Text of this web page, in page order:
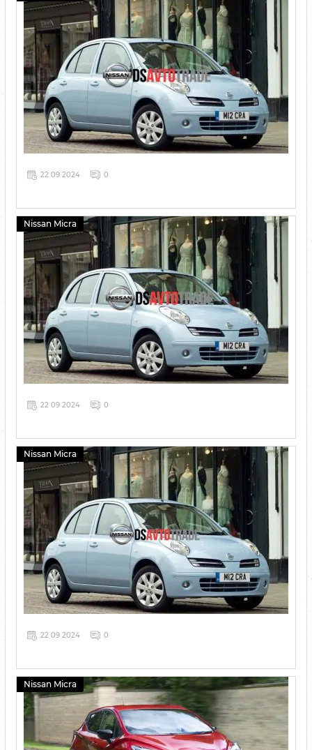
22 09 2024 0
Nissan Micra
22 09 2024 0
Nissan Micra
22 09 2024 0
Nissan Micra